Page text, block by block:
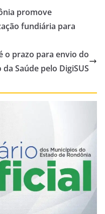
promove
fundiária para
o prazo para envio do
Saúde pelo DigiSUS